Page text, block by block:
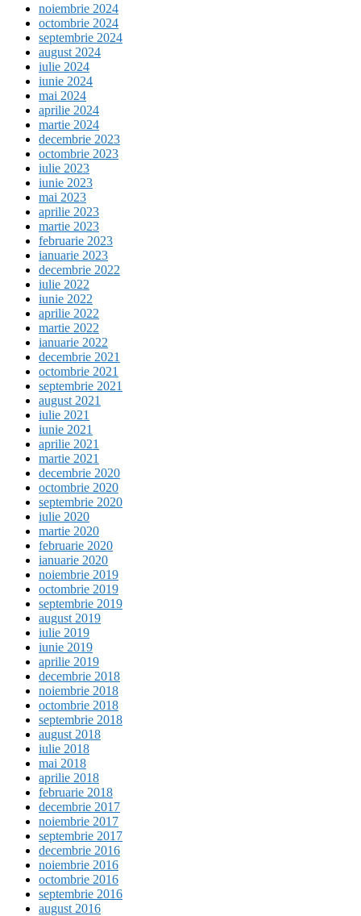
noiembrie 2024
octombrie 2024
septembrie 2024
august 2024
iulie 2024
iunie 2024
mai 2024
aprilie 2024
martie 2024
decembrie 2023
octombrie 2023
iulie 2023
iunie 2023
mai 2023
aprilie 2023
martie 2023
februarie 2023
ianuarie 2023
decembrie 2022
iulie 2022
iunie 2022
aprilie 2022
martie 2022
ianuarie 2022
decembrie 2021
octombrie 2021
septembrie 2021
august 2021
iulie 2021
iunie 2021
aprilie 2021
martie 2021
decembrie 2020
octombrie 2020
septembrie 2020
iulie 2020
martie 2020
februarie 2020
ianuarie 2020
noiembrie 2019
octombrie 2019
septembrie 2019
august 2019
iulie 2019
iunie 2019
aprilie 2019
decembrie 2018
noiembrie 2018
octombrie 2018
septembrie 2018
august 2018
iulie 2018
mai 2018
aprilie 2018
februarie 2018
decembrie 2017
noiembrie 2017
septembrie 2017
decembrie 2016
noiembrie 2016
octombrie 2016
septembrie 2016
august 2016